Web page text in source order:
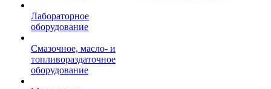
Лабораторное
оборудование
Смазочное, масло- и
топливораздаточное
оборудование